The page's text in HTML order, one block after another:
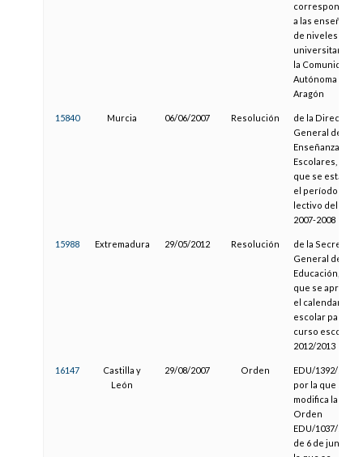
a las
de niveles no
universitarios
la Comunidad
Autónoma de
Aragón
15840 Murcia 06/06/2007 Resolución
de la Dirección
General de
Enseñanzas
Escolares, por la
que se
el período
lectivo del
2007-2008
15988 Extremadura 29/05/2012 Resolución
de la Secretaría
General de
Educación, por
que se aprueba
el calendario
escolar para el
curso escolar
2012/2013
16147
Castilla y
León
29/08/2007 Orden
EDU/1392/2007,
por la que se
modifica la
Orden
EDU/1037/2007,
de 6 de junio,